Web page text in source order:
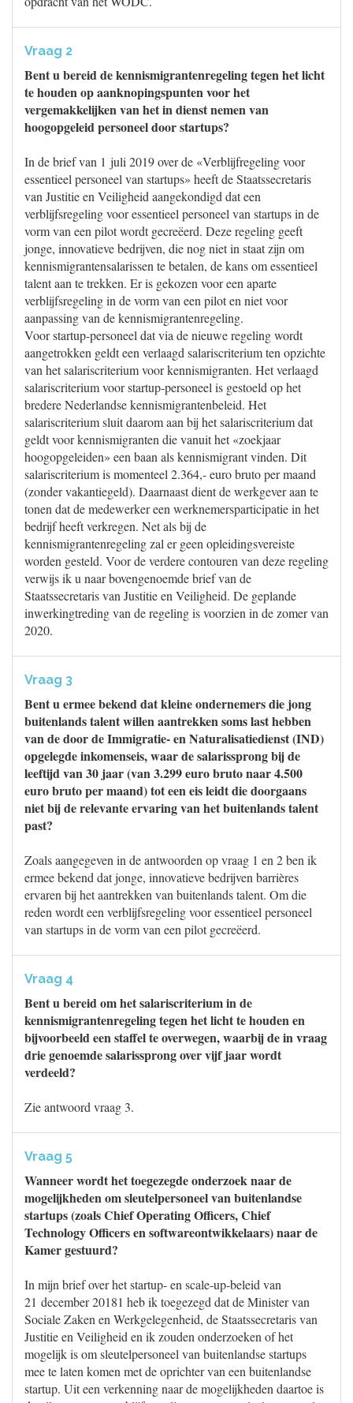
Vraag 2
Bent u bereid de kennismigrantenregeling tegen het licht
te houden op aanknopingspunten voor het
vergemakkelijken van het in dienst nemen van
hoogopgeleid personeel door startups?
In de brief van 1 juli 2019 over de «Verblijfregeling voor
essentieel personeel van startups» heeft de Staatssecretaris
van Justitie en Veiligheid aangekondigd dat een
verblijfsregeling voor essentieel personeel van startups in de
vorm van een pilot wordt gecreëerd. Deze regeling geeft
jonge, innovatieve bedrijven, die nog niet in staat zijn om
kennismigrantensalarissen te betalen, de kans om essentieel
talent aan te trekken. Er is gekozen voor een aparte
verblijfsregeling in de vorm van een pilot en niet voor
aanpassing van de kennismigrantenregeling.
Voor startup-personeel dat via de nieuwe regeling wordt
aangetrokken geldt een verlaagd salariscriterium ten opzichte
van het salariscriterium voor kennismigranten. Het verlaagd
salariscriterium voor startup-personeel is gestoeld op het
bredere Nederlandse kennismigrantenbeleid. Het
salariscriterium sluit daarom aan bij het salariscriterium dat
geldt voor kennismigranten die vanuit het «zoekjaar
hoogopgeleiden» een baan als kennismigrant vinden. Dit
salariscriterium is momenteel 2.364,- euro bruto per maand
(zonder vakantiegeld). Daarnaast dient de werkgever aan te
tonen dat de medewerker een werknemersparticipatie in het
bedrijf heeft verkregen. Net als bij de
kennismigrantenregeling zal er geen opleidingsvereiste
worden gesteld. Voor de verdere contouren van deze regeling
verwijs ik u naar bovengenoemde brief van de
Staatssecretaris van Justitie en Veiligheid. De geplande
inwerkingtreding van de regeling is voorzien in de zomer van
2020.
Vraag 3
Bent u ermee bekend dat kleine ondernemers die jong
buitenlands talent willen aantrekken soms last hebben
van de door de Immigratie- en Naturalisatiedienst (IND)
opgelegde inkomenseis, waar de salarissprong bij de
leeftijd van 30 jaar (van 3.299 euro bruto naar 4.500
euro bruto per maand) tot een eis leidt die doorgaans
niet bij de relevante ervaring van het buitenlands talent
past?
Zoals aangegeven in de antwoorden op vraag 1 en 2 ben ik
ermee bekend dat jonge, innovatieve bedrijven barrières
ervaren bij het aantrekken van buitenlands talent. Om die
reden wordt een verblijfsregeling voor essentieel personeel
van startups in de vorm van een pilot gecreëerd.
Vraag 4
Bent u bereid om het salariscriterium in de
kennismigrantenregeling tegen het licht te houden en
bijvoorbeeld een staffel te overwegen, waarbij de in vraag
drie genoemde salarissprong over vijf jaar wordt
verdeeld?
Zie antwoord vraag 3.
Vraag 5
Wanneer wordt het toegezegde onderzoek naar de
mogelijkheden om sleutelpersoneel van buitenlandse
startups (zoals Chief Operating Officers, Chief
Technology Officers en softwareontwikkelaars) naar de
Kamer gestuurd?
In mijn brief over het startup- en scale-up-beleid van
21 december 20181 heb ik toegezegd dat de Minister van
Sociale Zaken en Werkgelegenheid, de Staatssecretaris van
Justitie en Veiligheid en ik zouden onderzoeken of het
mogelijk is om sleutelpersoneel van buitenlandse startups
mee te laten komen met de oprichter van een buitenlandse
startup. Uit een verkenning naar de mogelijkheden daartoe is